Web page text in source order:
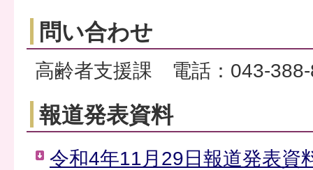
問い合わせ
高齢者支援課 電話：043-
報道発表資料
令和4年11月29日報道発表資